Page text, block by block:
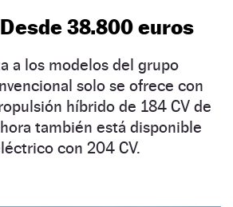
38.800 euros
a los modelos del grupo
solo se ofrece con
híbrido de 184 CV de
también está disponible
con 204 CV.